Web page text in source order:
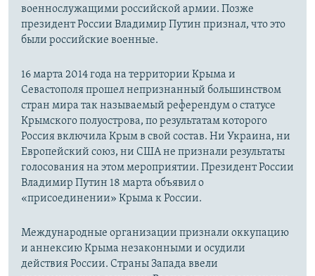
военнослужащими российской армии. Позже
президент России Владимир Путин признал, что это
были российские военные.
16 марта 2014 года на территории Крыма и
Севастополя прошел непризнанный большинством
стран мира так называемый референдум о статусе
Крымского полуострова, по результатам которого
Россия включила Крым в свой состав. Ни Украина, ни
Европейский союз, ни США не признали результаты
голосования на этом мероприятии. Президент России
Владимир Путин 18 марта объявил о
«присоединении» Крыма к России.
Международные организации признали оккупацию
и аннексию Крыма незаконными и осудили
действия России. Страны Запада ввели